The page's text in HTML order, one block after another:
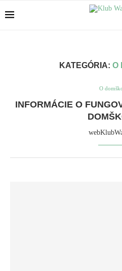
KATEGÓRIA: O
O
INFORMÁCIE O